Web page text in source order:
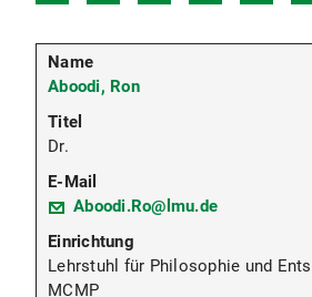
Aboodi, Ron
Dr.
Aboodi.Ro@lmu.de
Lehrstuhl für Philosophie und
MCMP